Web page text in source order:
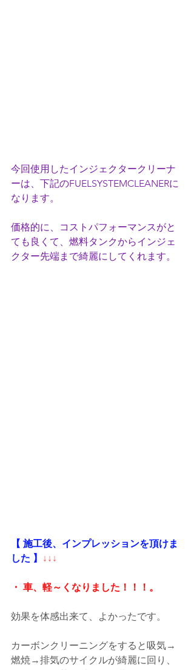
今回使用したインジェクタークリーナ
ーは、下記のFUELSYSTEMCLEANERに
なります。
価格的に、コストパフォーマンスがと
ても良くて、燃料タンクからインジェ
クター先端まで綺麗にしてくれます。
【 施工後、インプレッションを頂けま
した 】
↓↓↓
・ 車、軽～くなりました！！！。
効果を体感出来て、よかったです。
カーボンクリーニングをすると吸気→
燃焼→排気のサイクルが綺麗に回り、